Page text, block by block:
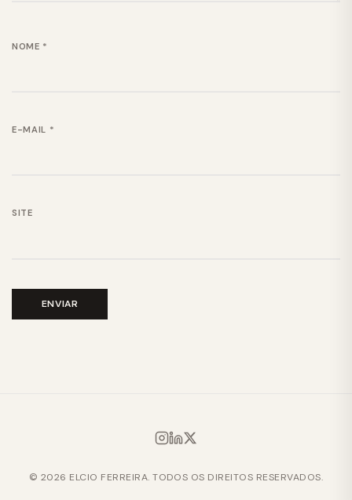
NOME *
E-MAIL *
SITE
© 2026 ELCIO FERREIRA. TODOS OS DIREITOS RESERVADOS.